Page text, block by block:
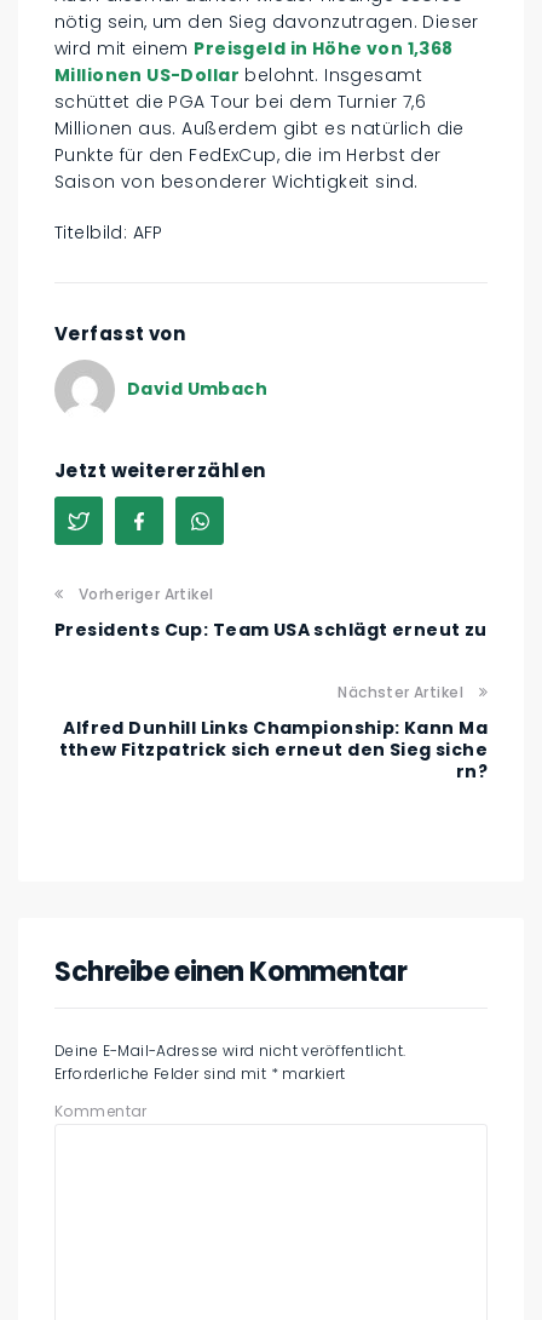
nötig sein, um den Sieg davonzutragen. Dieser
wird mit einem Preisgeld in Höhe von 1,368
Millionen US-Dollar belohnt. Insgesamt
schüttet die PGA Tour bei dem Turnier 7,6
Millionen aus. Außerdem gibt es natürlich die
Punkte für den FedExCup, die im Herbst der
Saison von besonderer Wichtigkeit sind.
Titelbild: AFP
Verfasst von
David Umbach
Jetzt weitererzählen
Vorheriger Artikel
Presidents Cup: Team USA schlägt erneut zu
Nächster Artikel
Alfred Dunhill Links Championship: Kann Ma
tthew Fitzpatrick sich erneut den Sieg siche
rn?
Schreibe einen Kommentar
Deine E-Mail-Adresse wird nicht veröffentlicht.
Erforderliche Felder sind mit * markiert
Kommentar